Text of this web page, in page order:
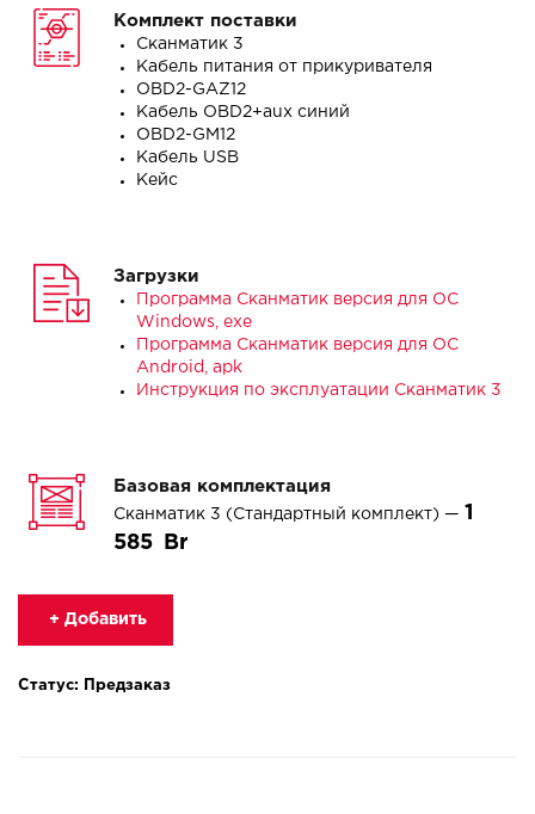
Комплект поставки
Сканматик 3
Кабель питания от прикуривателя
OBD2-GAZ12
Кабель OBD2+aux синий
OBD2-GM12
Кабель USB
Кейс
Загрузки
Программа Сканматик версия для ОС
Windows, exe
Программа Сканматик версия для ОС
Android, apk
Инструкция по эксплуатации Сканматик 3
Базовая комплектация
Сканматик 3 (Стандартный комплект) — 1
585
+ Добавить
Статус: Предзаказ